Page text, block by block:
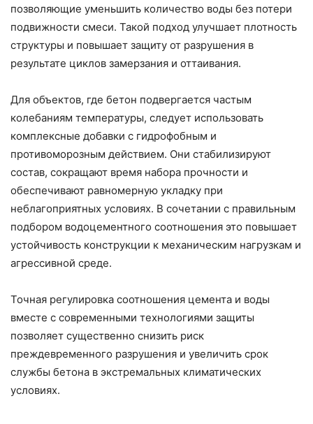
позволяющие уменьшить количество воды без потери
подвижности смеси. Такой подход улучшает плотность
структуры и повышает защиту от разрушения в
результате циклов замерзания и оттаивания.
Для объектов, где бетон подвергается частым
колебаниям температуры, следует использовать
комплексные добавки с гидрофобным и
противоморозным действием. Они стабилизируют
состав, сокращают время набора прочности и
обеспечивают равномерную укладку при
неблагоприятных условиях. В сочетании с правильным
подбором водоцементного соотношения это повышает
устойчивость конструкции к механическим нагрузкам и
агрессивной среде.
Точная регулировка соотношения цемента и воды
вместе с современными технологиями защиты
позволяет существенно снизить риск
преждевременного разрушения и увеличить срок
службы бетона в экстремальных климатических
условиях.